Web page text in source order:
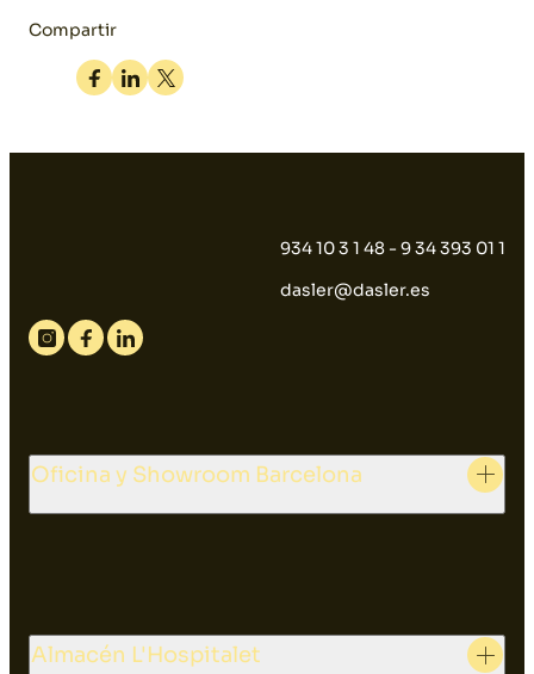
Compartir
Facebook
LinkedinTwitter
934 10 3 1 48 - 9 34 393 01 1
dasler@dasler.es
Instagram
FacebookLinkedin
Oficina y Showroom Barcelona
Almacén L'Hospitalet